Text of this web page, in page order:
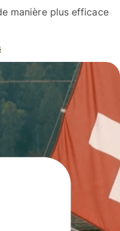
manière plus efficace